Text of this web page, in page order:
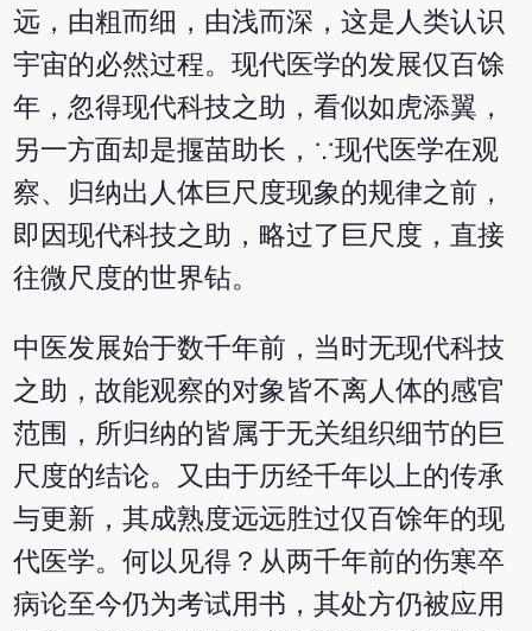
远，由粗而细，由浅而深，这是人类认识
宇宙的必然过程。现代医学的发展仅百馀
年，忽得现代科技之助，看似如虎添翼，
另一方面却是揠苗助长，∵现代医学在观
察、归纳出人体巨尺度现象的规律之前，
即因现代科技之助，略过了巨尺度，直接
往微尺度的世界钻。
中医发展始于数千年前，当时无现代科技
之助，故能观察的对象皆不离人体的感官
范围，所归纳的皆属于无关组织细节的巨
尺度的结论。又由于历经千年以上的传承
与更新，其成熟度远远胜过仅百馀年的现
代医学。何以见得？从两千年前的伤寒卒
病论至今仍为考试用书，其处方仍被应用